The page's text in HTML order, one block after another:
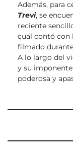
Además, para
Trevi, se
reciente
cual contó con
filmado
A lo largo del
y su
poderosa y